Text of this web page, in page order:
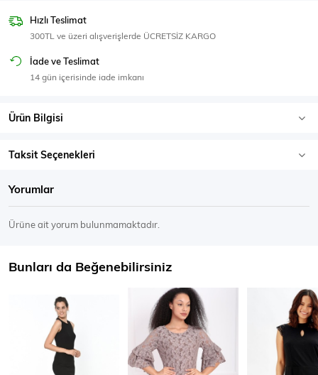
Eşofman Üstü
Hızlı Teslimat
300TL ve üzeri alışverişlerde ÜCRETSİZ KARGO
İade ve Teslimat
14 gün içerisinde iade imkanı
Ürün Bilgisi
Taksit Seçenekleri
Yorumlar
Ürüne ait yorum bulunmamaktadır.
Bunları da Beğenebilirsiniz